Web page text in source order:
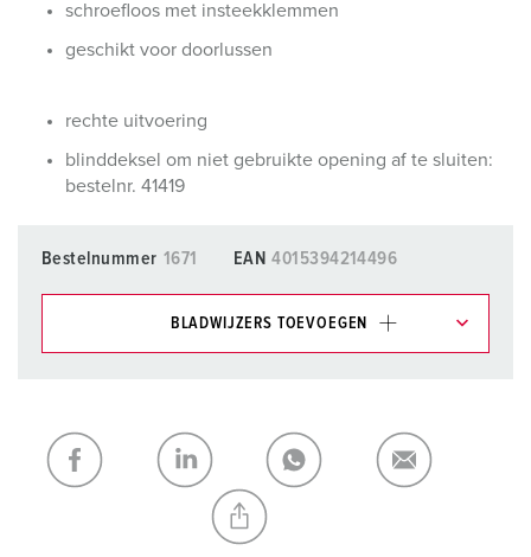
schroefloos met insteekklemmen
geschikt voor doorlussen
rechte uitvoering
blinddeksel om niet gebruikte opening af te sluiten:
bestelnr. 41419
Bestelnummer 1671 EAN 4015394214496
BLADWIJZERS TOEVOEGEN
Mijn lijst TOEVOEGEN
NIEUW LIJST MAKEN